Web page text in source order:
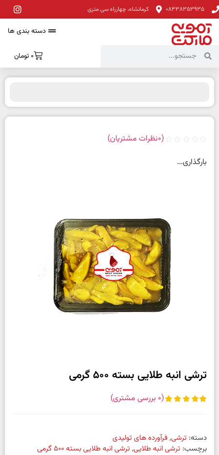
08338353935 کرمانشاه، چهارراه سی متری
دسته بندی ها
0 تومان
(
0نظرات مشتریان)
بارگذاری...
ترشی انبه طلایی بسته 500 گرمی
(
0 بررسی مشتری)
دسته: ترشی, فرآورده های تولیدی
برچسب: ترشی انبه طلایی, ترشی انبه طلایی بسته 500 گرمی